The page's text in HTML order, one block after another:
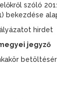
szóló
bekezdése
hirdet
jegyző